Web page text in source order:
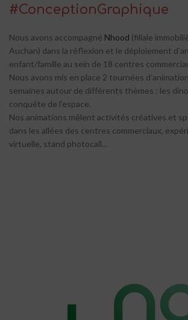
#ConceptionGraphique
Nous avons accompagné Nhood (filiale
Auchan) dans la réflexion et le déploiement
enfant/famille au sein de 18 centres
Nous avons mis en place 2 tournées
semaines autour de différents thèmes : les
conquête de l’espace.
Nos animations mêlent activités créatives et
dans les allées des centres commerciaux,
virtuelle, stand photocall…